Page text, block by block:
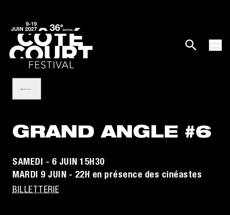
GRAND ANGLE #6
SAMEDI - 6 JUIN 15H30
MARDI 9 JUIN - 22H en présence des cinéastes
BILLETTERIE